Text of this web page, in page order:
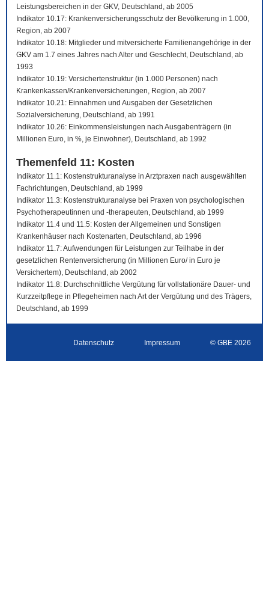
Leistungsbereichen in der GKV, Deutschland, ab 2005
Indikator 10.17: Krankenversicherungsschutz der Bevölkerung in 1.000,
Region, ab 2007
Indikator 10.18: Mitglieder und mitversicherte Familienangehörige in der
GKV am 1.7 eines Jahres nach Alter und Geschlecht, Deutschland, ab
1993
Indikator 10.19: Versichertenstruktur (in 1.000 Personen) nach
Krankenkassen/Krankenversicherungen, Region, ab 2007
Indikator 10.21: Einnahmen und Ausgaben der Gesetzlichen
Sozialversicherung, Deutschland, ab 1991
Indikator 10.26: Einkommensleistungen nach Ausgabenträgern (in
Millionen Euro, in %, je Einwohner), Deutschland, ab 1992
Themenfeld 11: Kosten
Indikator 11.1: Kostenstrukturanalyse in Arztpraxen nach ausgewählten
Fachrichtungen, Deutschland, ab 1999
Indikator 11.3: Kostenstrukturanalyse bei Praxen von psychologischen
Psychotherapeutinnen und -therapeuten, Deutschland, ab 1999
Indikator 11.4 und 11.5: Kosten der Allgemeinen und Sonstigen
Krankenhäuser nach Kostenarten, Deutschland, ab 1996
Indikator 11.7: Aufwendungen für Leistungen zur Teilhabe in der
gesetzlichen Rentenversicherung (in Millionen Euro/ in Euro je
Versichertem), Deutschland, ab 2002
Indikator 11.8: Durchschnittliche Vergütung für vollstationäre Dauer- und
Kurzzeitpflege in Pflegeheimen nach Art der Vergütung und des Trägers,
Deutschland, ab 1999
Datenschutz Impressum © GBE 2026